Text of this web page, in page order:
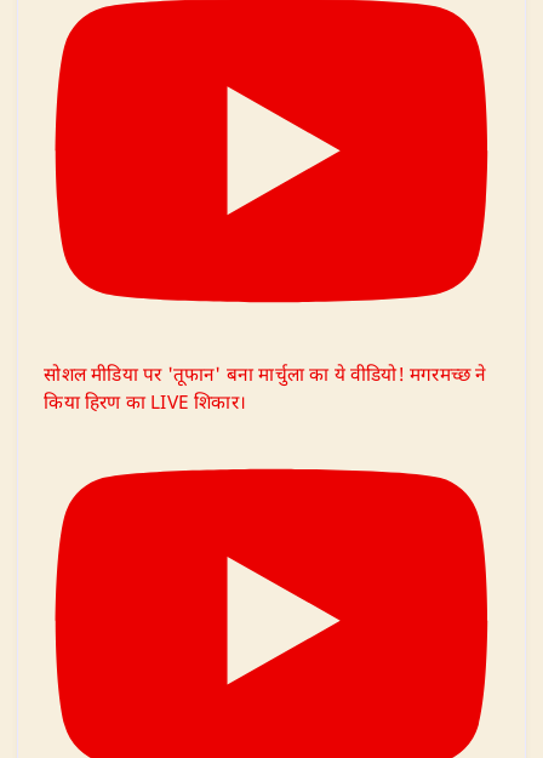
सोशल मीडिया पर 'तूफान' बना मार्चुला का ये वीडियो! मगरमच्छ ने
किया हिरण का LIVE शिकार।